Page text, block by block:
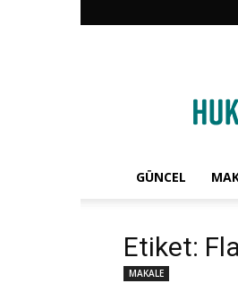
GÜNCEL
Etiket:
MAKALE